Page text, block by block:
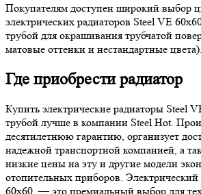
Покупателям доступен широкий выбор
электрических радиаторов Steel VE
трубой для окрашивания трубчатой
матовые оттенки и нестандартные цвета).
Где приобрести радиатор
Купить электрические радиаторы Steel
трубой лучше в компании Steel Hot.
десятилетнюю гарантию, организует
надежной транспортной компанией, а
низкие цены на эту и другие модели
отопительных приборов. Электрический
60х60 — это премиальный выбор для